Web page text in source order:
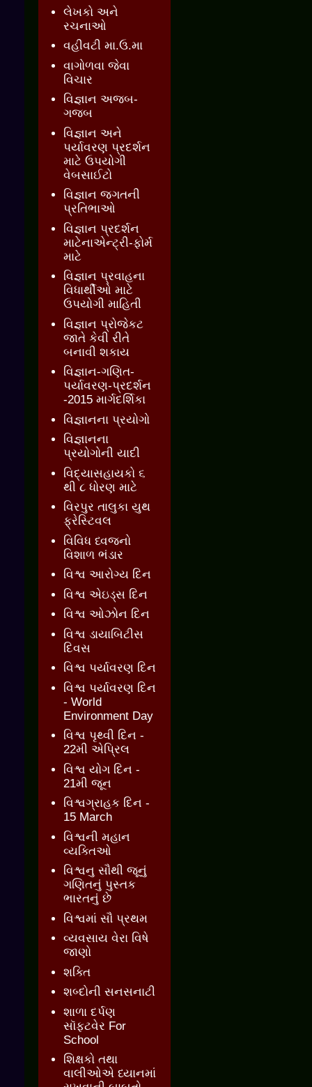
લેખકો અને
રચનાઓ
વહીવટી મા.ઉ.મા
વાગોળવા જેવા
વિચાર
વિજ્ઞાન અજબ-
ગજબ
વિજ્ઞાન અને
પર્યાવરણ પ્રદર્શન
માટે ઉપયોગી
વેબસાઈટો
વિજ્ઞાન જગતની
પ્રતિભાઓ
વિજ્ઞાન પ્રદર્શન
માટેનાએન્ટ્રી-ફોર્મ
માટે
વિજ્ઞાન પ્રવાહના
વિધાર્થીઓ માટે
ઉપયોગી માહિતી
વિજ્ઞાન પ્રોજેકટ
જાતે કેવી રીતે
બનાવી શકાય
વિજ્ઞાન-ગણિત-
પર્યાવરણ-પ્રદર્શન
-2015 માર્ગદર્શિકા
વિજ્ઞાનના પ્રયોગો
વિજ્ઞાનના
પ્રયોગોની યાદી
વિદ્યાસહાયકો ૬
થી ૮ ધોરણ માટે
વિરપુર તાલુકા યુથ
ફ્રેસ્ટિવલ
વિવિધ ધ્વજનો
વિશાળ ભંડાર
વિશ્વ આરોગ્ય દિન
વિશ્વ એઇડ્સ દિન
વિશ્વ ઓઝોન દિન
વિશ્વ ડાયાબિટીસ
દિવસ
વિશ્વ પર્યાવરણ દિન
વિશ્વ પર્યાવરણ દિન
- World
Environment Day
વિશ્વ પૃથ્વી દિન -
22મી એપ્રિલ
વિશ્વ યોગ દિન -
21મી જૂન
વિશ્વગ્રાહક દિન -
15 March
વિશ્વની મહાન
વ્યક્તિઓ
વિશ્વનુ સૌથી જૂનું
ગણિતનું પુસ્તક
ભારતનું છે
વિશ્વમાં સૌ પ્રથમ
વ્યવસાય વેરા વિષે
જાણો
શક્તિ
શબ્દોની સનસનાટી
શાળા દર્પણ
સૉફ્ટવેર For
School
શિક્ષકો તથા
વાલીઓએ ધ્યાનમાં